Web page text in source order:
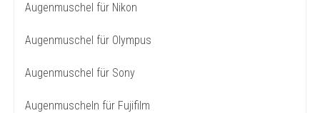
Augenmuschel für Nikon
Augenmuschel für Olympus
Augenmuschel für Sony
Augenmuscheln für Fujifilm